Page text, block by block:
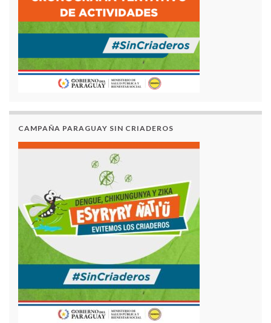
CAMPAÑA PARAGUAY SIN CRIADEROS